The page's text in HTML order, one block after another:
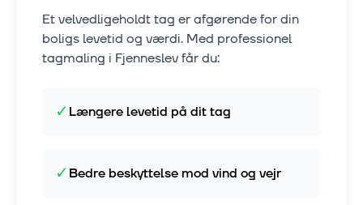
Et velvedligeholdt tag er afgørende for din
boligs levetid og værdi. Med professionel
tagmaling i Fjenneslevfår du:
✓Længere levetid på dit tag
✓Bedre beskyttelse mod vind og vejr